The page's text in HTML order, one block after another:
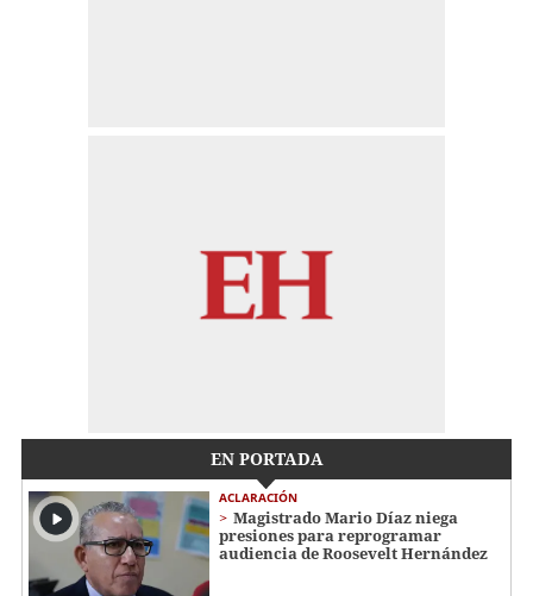
EN PORTADA
ACLARACIÓN
Magistrado Mario Díaz niega
presiones para reprogramar
audiencia de Roosevelt Hernández